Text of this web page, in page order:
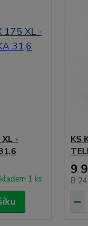
XL -
1 ks
KS
9
8